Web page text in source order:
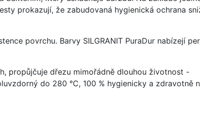
prokazují, že zabudovaná hygienická ochrana
povrchu. Barvy SILGRANIT PuraDur nabízejí
propůjčuje dřezu mimořádně dlouhou životnost -
do 280 °C, 100 % hygienicky a zdravotně